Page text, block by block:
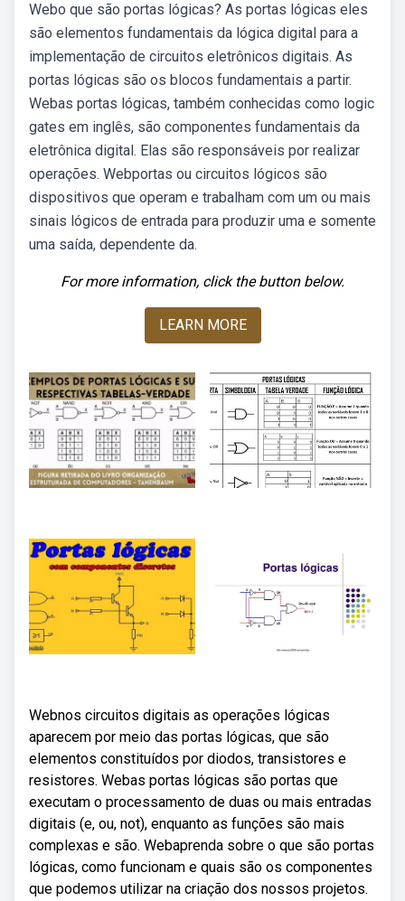
Webo que são portas lógicas? As portas lógicas eles
são elementos fundamentais da lógica digital para a
implementação de circuitos eletrônicos digitais. As
portas lógicas são os blocos fundamentais a partir.
Webas portas lógicas, também conhecidas como logic
gates em inglês, são componentes fundamentais da
eletrônica digital. Elas são responsáveis por realizar
operações. Webportas ou circuitos lógicos são
dispositivos que operam e trabalham com um ou mais
sinais lógicos de entrada para produzir uma e somente
uma saída, dependente da.
For more information, click the button below.
LEARN MORE
Webnos circuitos digitais as operações lógicas
aparecem por meio das portas lógicas, que são
elementos constituídos por diodos, transistores e
resistores. Webas portas lógicas são portas que
executam o processamento de duas ou mais entradas
digitais (e, ou, not), enquanto as funções são mais
complexas e são. Webaprenda sobre o que são portas
lógicas, como funcionam e quais são os componentes
que podemos utilizar na criação dos nossos projetos.